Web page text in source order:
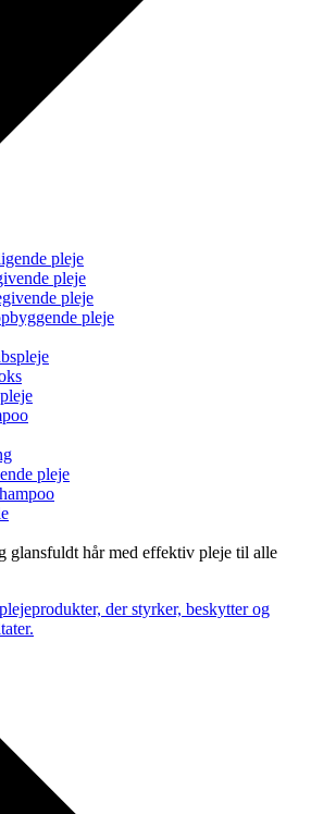
pleje
pleje
pleje
pleje
pleje
glansfuldt hår med effektiv pleje til alle
der styrker, beskytter og